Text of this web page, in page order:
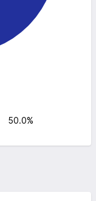
50.0%